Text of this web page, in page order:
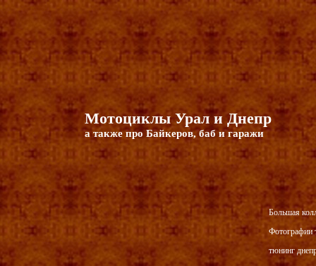
Мотоциклы Урал и Днепр
а также про Байкеров, баб и гаражи
Большая
Фотографии
тюнинг